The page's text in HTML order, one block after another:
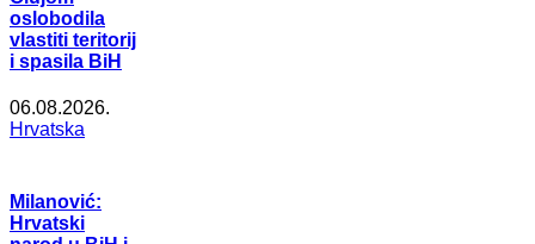
oslobodila
vlastiti teritorij
i spasila BiH
06.08.2026.
Hrvatska
Milanović:
Hrvatski